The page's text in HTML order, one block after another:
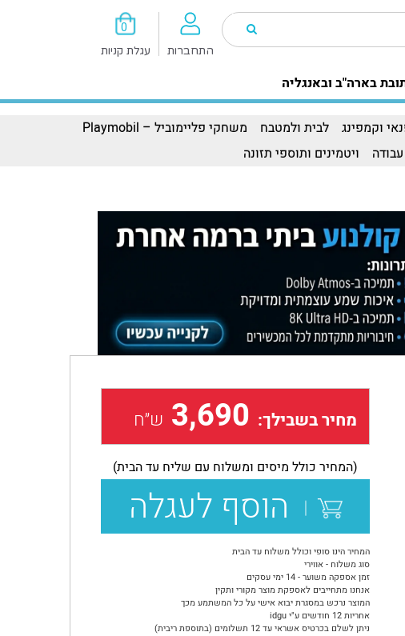
0
עגלת קניות התחברות
בארה"ב ובאנגליה
וקמפינג לבית ולמטבח
משחקי פליימוביל – Playmobil
ויטמינים ותוספי תזונה
מחיר בשבילך: 3,690 ש״ח
(המחיר כולל מיסים ומשלוח עם שליח עד הבית)
הוסף לעגלה
המחיר הינו סופי וכולל משלוח עד הבית
סוג משלוח - אווירי
זמן אספקה משוער - 14 ימי עסקים
אנחנו מתחייבים לאספקת מוצר מקורי ותקין
המוצר נרכש במסגרת יבוא אישי על כל המשתמע מכך
אחריות 12 חודשים ע"י idgu
ניתן לשלם בכרטיס אשראי עד 12 תשלומים (בתוספת ריבית)